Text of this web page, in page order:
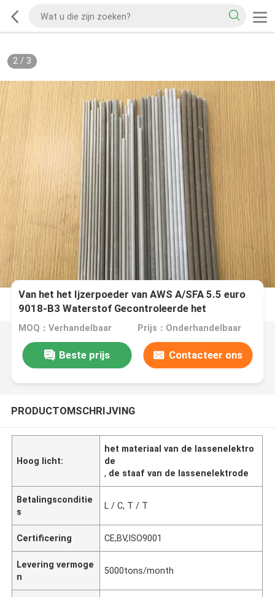
2/ 3
Van het het Ijzerpoeder van AWS A/SFA 5.5 euro
9018-B3 Waterstof Gecontroleerde het
Lassenelektrode
MOQ：Verhandelbaar Prijs：Onderhandelbaar
Beste prijs Contacteer ons
PRODUCTOMSCHRIJVING
Hoog licht:
het materiaal van de lassenelektro
de
, de staaf van de lassenelektrode
Betalingsconditie
s
L / C, T / T
Certificering CE,BV,ISO9001
Levering vermoge
n
5000tons/month